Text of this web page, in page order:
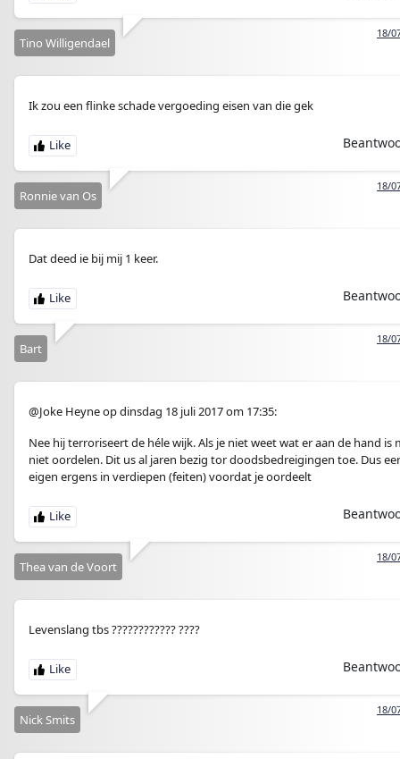
18/
Tino Willigendael
Ik zou een flinke schade vergoeding eisen van die gek
18/
Ronnie van Os
Dat deed ie bij mij 1 keer.
18/
Bart
@Joke Heyne op dinsdag 18 juli 2017 om 17:35:
Nee hij terroriseert de héle wijk. Als je niet weet wat er aan de hand is
niet oordelen. Dit us al jaren bezig tor doodsbedreigingen toe. Dus
eigen ergens in verdiepen (feiten) voordat je oordeelt
18/
Thea van de Voort
Levenslang tbs ???????????? ????
18/
Nick Smits